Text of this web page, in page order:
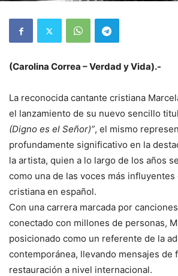
(Carolina Correa – Verdad y Vida).-
La reconocida cantante cristiana
el lanzamiento de su nuevo sencillo
(Digno es el Señor)”, el mismo
profundamente significativo en la
la artista, quien a lo largo de los años
como una de las voces más influyentes
cristiana en español.
Con una carrera marcada por
conectado con millones de personas,
posicionado como un referente de la
contemporánea, llevando mensajes de
restauración a nivel internacional.